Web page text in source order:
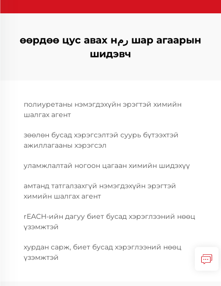
өөрдөө цус авах нرم шар агаарын
шидэвч
полиуретаны нэмэгдэхүйн эрэгтэй химийн
шалгах агент
зөөлөн бусад хэрэгсэлтэй суурь бүтээхтэй
ажиллагааны хэрэгсэл
уламжлалтай ногоон цагаан химийн шидэхүү
амтанд татгалзахгүй нэмэгдэхүйн эрэгтэй
химийн шалгах агент
rEACH-ийн дагуу биет бусад хэрэглээний нөөц
үзэмжтэй
хурдан сарж, биет бусад хэрэглээний нөөц
үзэмжтэй